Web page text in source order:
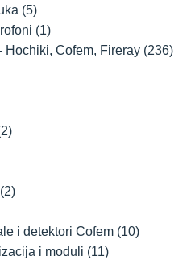
(5)
(1)
Hochiki, Cofem, Fireray (236)
(2)
i detektori Cofem (10)
i moduli (11)